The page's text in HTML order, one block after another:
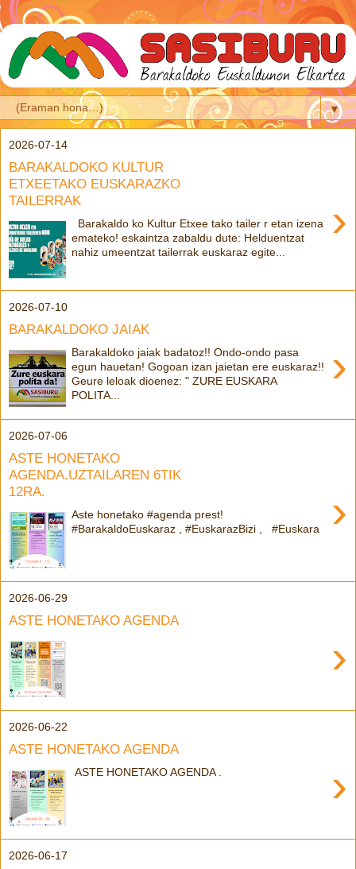
▼
2026-07-14
BARAKALDOKO KULTUR
ETXEETAKO EUSKARAZKO
TAILERRAK
›
Barakaldo ko Kultur Etxee tako tailer r etan izena
emateko! eskaintza zabaldu dute: Helduentzat
nahiz umeentzat tailerrak euskaraz egite...
2026-07-10
BARAKALDOKO JAIAK
›
Barakaldoko jaiak badatoz!! Ondo-ondo pasa
egun hauetan! Gogoan izan jaietan ere euskaraz!!
Geure leloak dioenez: " ZURE EUSKARA
POLITA...
2026-07-06
ASTE HONETAKO
AGENDA.UZTAILAREN 6TIK
12RA.
›
Aste honetako #agenda prest!
#BarakaldoEuskaraz , #EuskarazBizi , #Euskara
2026-06-29
ASTE HONETAKO AGENDA
›
2026-06-22
ASTE HONETAKO AGENDA
›
ASTE HONETAKO AGENDA .
2026-06-17